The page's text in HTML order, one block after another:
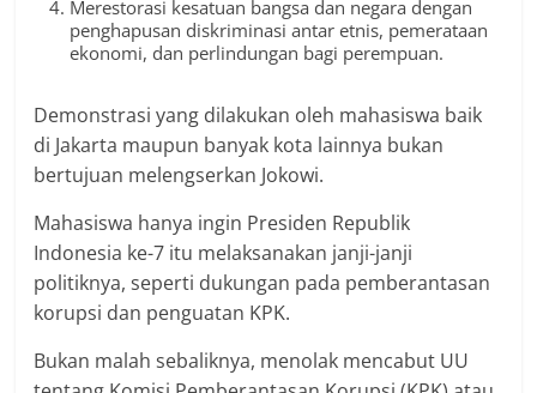
Merestorasi kesatuan bangsa dan negara dengan
penghapusan diskriminasi antar etnis, pemerataan
ekonomi, dan perlindungan bagi perempuan.
Demonstrasi yang dilakukan oleh mahasiswa baik
di Jakarta maupun banyak kota lainnya bukan
bertujuan melengserkan Jokowi.
Mahasiswa hanya ingin Presiden Republik
Indonesia ke-7 itu melaksanakan janji-janji
politiknya, seperti dukungan pada pemberantasan
korupsi dan penguatan KPK.
Bukan malah sebaliknya, menolak mencabut UU